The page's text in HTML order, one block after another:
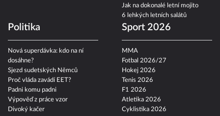
Jak na dokonalé letní mojito
6 lehkých letních salátů
Politika
Nová superdávka: kdo na ní
dosáhne?
Sjezd sudetských Němců
Proč vláda zavádí EET?
Padni komu padni
Výpověď z práce vzor
Divoký kačer
Sport 2026
MMA
Fotbal 2026/27
Hokej 2026
Tenis 2026
F1 2026
Atletika 2026
Cyklistika 2026